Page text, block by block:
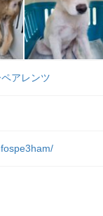
アレンツ